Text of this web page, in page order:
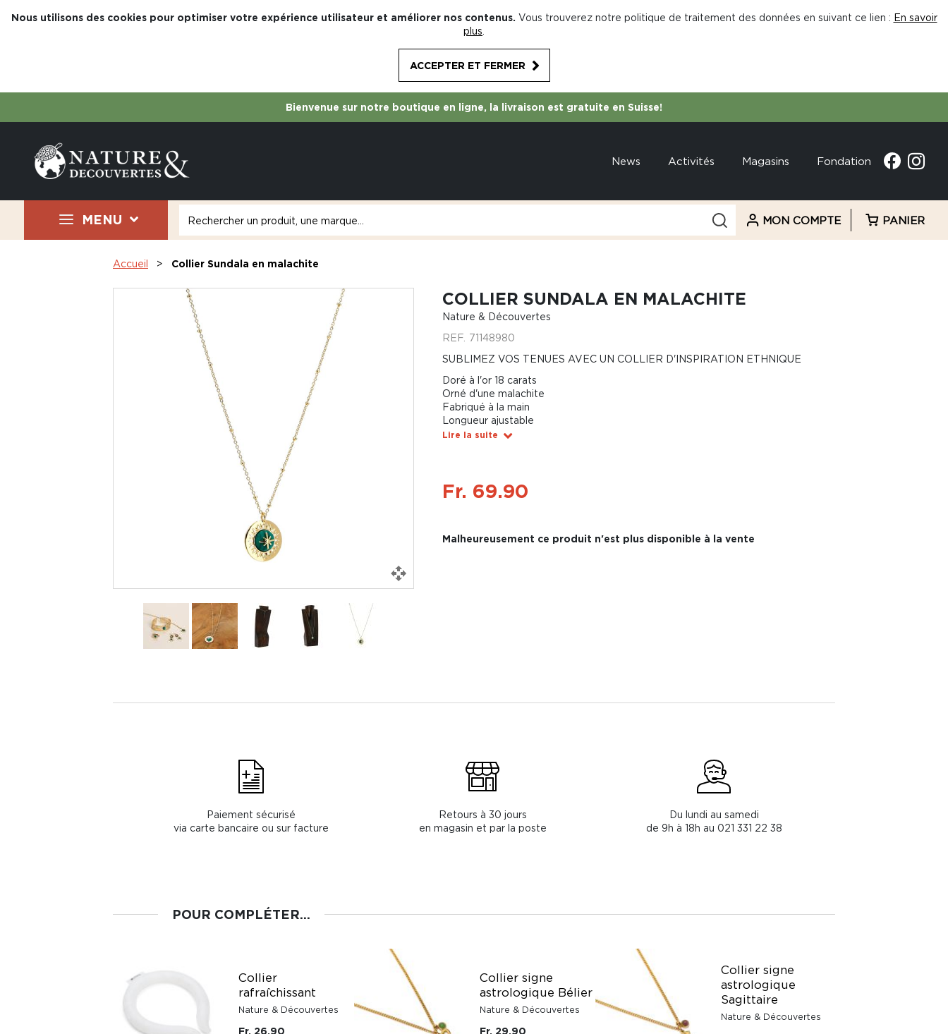
Nous utilisons des cookies pour optimiser votre expérience utilisateur et améliorer nos contenus. Vous trouverez notre politique de traitement des données en suivant ce lien : En savoir
plus
ACCEPTER ET FERMER
Bienvenue sur notre boutique en ligne, la livraison est gratuite en Suisse!
News Activités Magasins Fondation
MENU MON COMPTE PANIER
Accueil Collier Sundala en malachite
COLLIER SUNDALA EN MALACHITE
Nature & Découvertes
REF. 71148980
SUBLIMEZ VOS TENUES AVEC UN COLLIER D'INSPIRATION ETHNIQUE
Doré à l'or 18 carats
Orné d'une malachite
Fabriqué à la main
Longueur ajustable
Lire la suite
Fr. 69.90
Malheureusement ce produit n'est plus disponible à la vente
Paiement sécurisé
via carte bancaire ou sur facture
Retours à 30 jours
en magasin et par la poste
Du lundi au samedi
de 9h à 18h au 021 331 22 38
POUR COMPLÉTER...
Collier
rafraîchissant
Nature & Découvertes
Fr. 26.90
Collier signe
astrologique Bélier
Nature & Découvertes
Fr. 29.90
Collier signe
astrologique
Sagittaire
Nature & Découvertes